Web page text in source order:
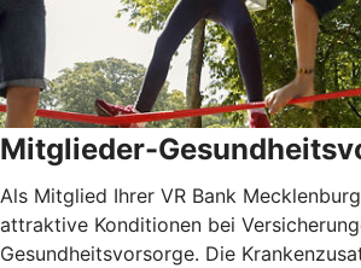
Mitglieder-
Als Mitglied Ihrer VR Bank
attraktive Konditionen bei
Gesundheitsvorsorge. Die